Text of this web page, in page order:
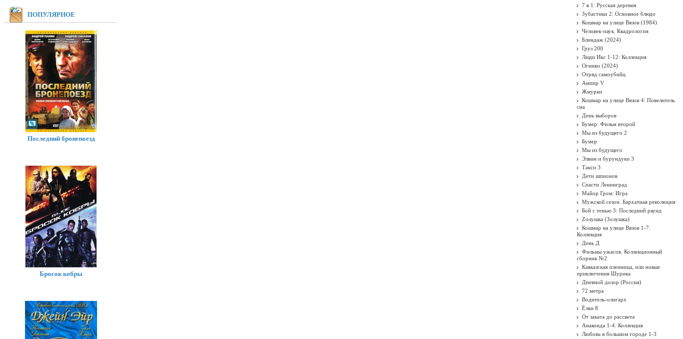
ПОПУЛЯРНОЕ
Последний бронепоезд
Бросок кобры
7 в 1: Русская деревня
Зубастики 2: Основное блюдо
Кошмар на улице Вязов (1984)
Человек-паук. Квадрология
Блиндаж (2024)
Груз 200
Люди Икс 1-12: Коллекция
Огниво (2024)
Отряд самоубийц
Ампир V
Жмурки
Кошмар на улице Вязов 4: Повелитель
сна
День выборов
Бумер: Фильм второй
Мы из будущего 2
Бумер
Мы из будущего
Элвин и бурундуки 3
Такси 3
Дети шпионов
Спасти Ленинград
Майор Гром: Игра
Мужской сезон. Бархатная революция
Бой с тенью 3: Последний раунд
Zолушка (Золушка)
Кошмар на улице Вязов 1-7.
Коллекция
День Д
Фильмы ужасов. Коллекционный
сборник №2
Кавказская пленница, или новые
приключения Шурика
Дневной дозор (Россия)
72 метра
Водитель-олигарх
Ёлки 8
От заката до рассвета
Анаконда 1-4. Коллекция
Любовь в большом городе 1-3